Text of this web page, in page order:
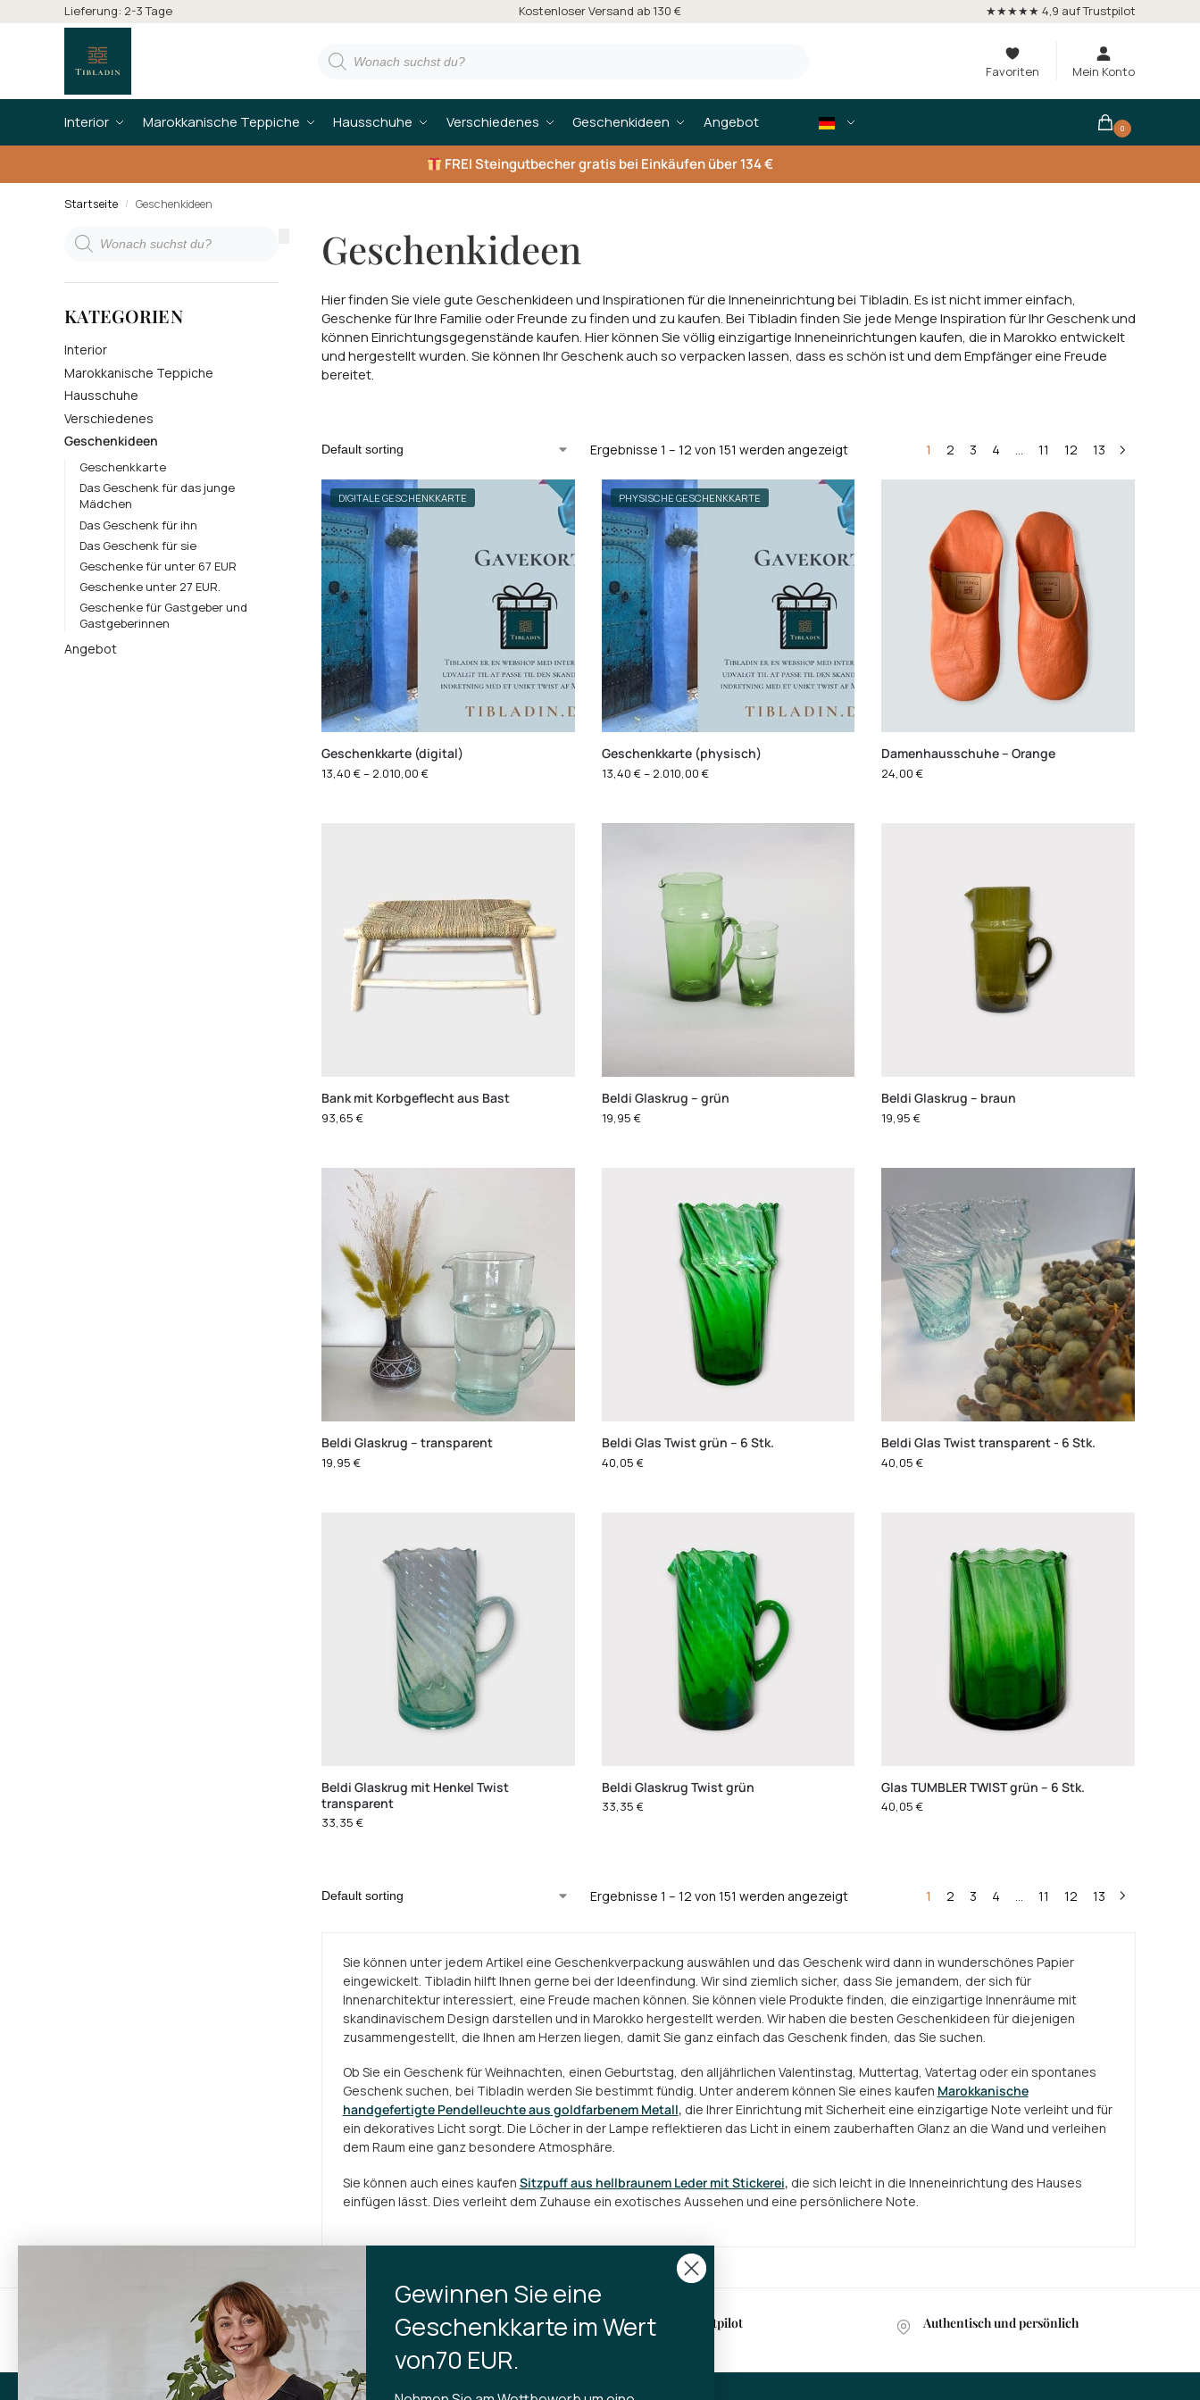
Lieferung: 2-3 Tage Kostenloser Versand ab 130 € ★★★★★ 4,9 auf Trustpilot
Favoriten Mein Konto
Interior Marokkanische Teppiche Hausschuhe Verschiedenes Geschenkideen Angebot 0
FREISteingutbecher gratis bei Einkäufen über 134 €
Startseite / Geschenkideen
Geschenkideen
Hier finden Sie viele gute Geschenkideen und Inspirationen für die Inneneinrichtung bei Tibladin. Es ist nicht immer einfach,
Geschenke für Ihre Familie oder Freunde zu finden und zu kaufen. Bei Tibladin finden Sie jede Menge Inspiration für Ihr Geschenk und
können Einrichtungsgegenstände kaufen. Hier können Sie völlig einzigartige Inneneinrichtungen kaufen, die in Marokko entwickelt
und hergestellt wurden. Sie können Ihr Geschenk auch so verpacken lassen, dass es schön ist und dem Empfänger eine Freude
bereitet.
Ergebnisse 1 – 12 von 151 werden angezeigt 1 2 3 4 … 11 12 13
DIGITALE GESCHENKKARTE
Geschenkkarte (digital)
13,40 €– 2.010,00 €
PHYSISCHE GESCHENKKARTE
Geschenkkarte (physisch)
13,40 €– 2.010,00 €
Damenhausschuhe – Orange
24,00€
Bank mit Korbgeflecht aus Bast
93,65 €
Beldi Glaskrug – grün
19,95 €
Beldi Glaskrug – braun
19,95€
Beldi Glaskrug – transparent
19,95 €
Beldi Glas Twist grün – 6 Stk.
40,05 €
Beldi Glas Twist transparent - 6 Stk.
40,05€
Beldi Glaskrug mit Henkel Twist
transparent
33,35 €
Beldi Glaskrug Twist grün
33,35 €
Glas TUMBLER TWIST grün – 6 Stk.
40,05€
Ergebnisse 1 – 12 von 151 werden angezeigt 1 2 3 4 11 12 13
Sie können unter jedem Artikel eine Geschenkverpackung auswählen und das Geschenk wird dann in wunderschönes Papier
eingewickelt. Tibladin hilft Ihnen gerne bei der Ideenfindung. Wir sind ziemlich sicher, dass Sie jemandem, der sich für
Innenarchitektur interessiert, eine Freude machen können. Sie können viele Produkte finden, die einzigartige Innenräume mit
skandinavischem Design darstellen und in Marokko hergestellt werden. Wir haben die besten Geschenkideen für diejenigen
zusammengestellt, die Ihnen am Herzen liegen, damit Sie ganz einfach das Geschenk finden, das Sie suchen.​​​​​​
Ob Sie ein Geschenk für Weihnachten, einen Geburtstag, den alljährlichen Valentinstag, Muttertag, Vatertag oder ein spontanes
Geschenk suchen, bei Tibladin werden Sie bestimmt fündig. Unter anderem können Sie eines kaufen Marokkanische
handgefertigte Pendelleuchte aus goldfarbenem Metall, die Ihrer Einrichtung mit Sicherheit eine einzigartige Note verleiht und für
ein dekoratives Licht sorgt. Die Löcher in der Lampe reflektieren das Licht in einem zauberhaften Glanz an die Wand und verleihen
dem Raum eine ganz besondere Atmosphäre.
Sie können auch eines kaufen Sitzpuff aus hellbraunem Leder mit Stickerei, die sich leicht in die Inneneinrichtung des Hauses
einfügen lässt. Dies verleiht dem Zuhause ein exotisches Aussehen und eine persönlichere Note.
KATEGORIEN
Interior
Marokkanische Teppiche
Hausschuhe
Verschiedenes
Geschenkideen
Geschenkkarte
Das Geschenk für das junge
Mädchen
Das Geschenk für ihn
Das Geschenk für sie
Geschenke für unter 67 EUR
Geschenke unter 27 EUR.
Geschenke für Gastgeber und
Gastgeberinnen
Angebot
bei Einkäufen über 599 kr.
Lieferung 4,9 auf Trustpilot Authentisch und persönlich
Gewinnen Sie eine
Geschenkkarte im Wert
von70 EUR.